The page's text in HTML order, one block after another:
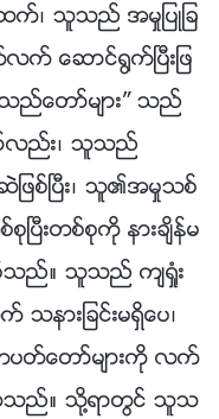
ထက္၊ သူသည္ အမႈျပဳျခ
က္ ေဆာင္႐ြက္ၿပီးျဖ
စ္သည္ေတာ္မ်ား” သည္
ာ္လည္း၊ သူသည္
စ္ၿပီး၊ သူ၏အမႈသစ္
ပီးတစ္စုကို နားခ်ိန္မ
သည္။ သူသည္ က်ရႈံး
သနားျခင္းမရွိေပ၊
ကပတ္ေတာ္မ်ားကို လက္
သည္။ သို႔ရာတြင္ သူသ